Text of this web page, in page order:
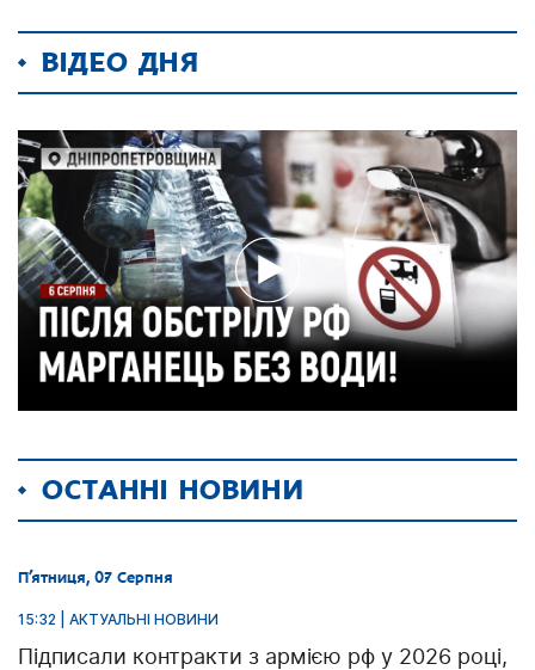
ВІДЕО ДНЯ
ОСТАННІ НОВИНИ
П’ятниця, 07 Серпня
15:32 | АКТУАЛЬНІ НОВИНИ
Підписали контракти з армією рф у 2026 році,